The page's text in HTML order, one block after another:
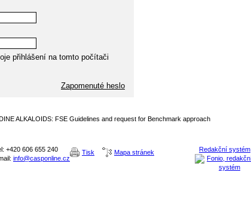
přihlášení na tomto počítači
Zapomenuté heslo
ALKALOIDS: FSE Guidelines and request for Benchmark approach
Redakční systém
+420 606 655 240
info@casponline.cz
Tisk Mapa stránek